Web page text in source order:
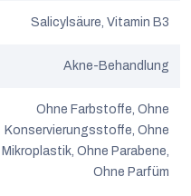
Salicylsäure, Vitamin B3
Akne-Behandlung
Ohne Farbstoffe, Ohne
Konservierungsstoffe, Ohne
Mikroplastik, Ohne Parabene,
Ohne Parfüm